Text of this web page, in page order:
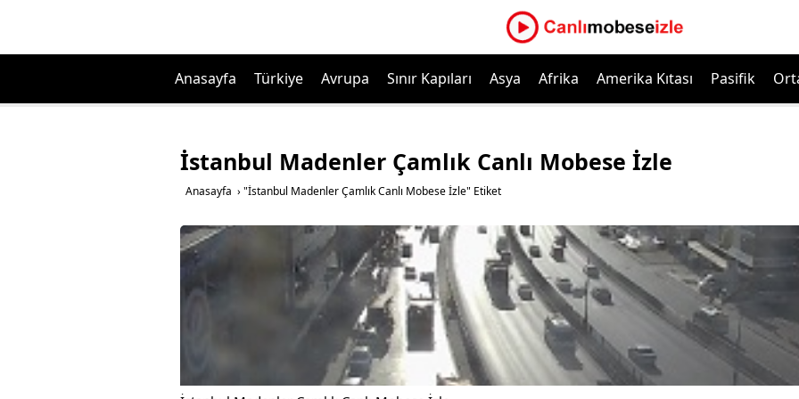
Anasayfa Türkiye Avrupa Sınır Kapıları Asya Afrika Amerika Kıtası Pasifik
İstanbul Madenler Çamlık Canlı Mobese İzle
Anasayfa › "İstanbul Madenler Çamlık Canlı Mobese İzle" Etiket